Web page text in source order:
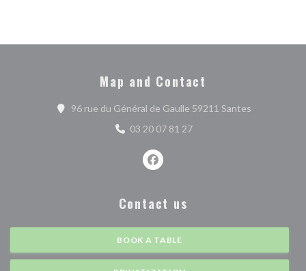
Map and Contact
96 rue du Général de Gaulle 59211 Santes((opens in a
03 20 07 81 27
Facebook ((opens in a new
Contact us
BOOK A TABLE